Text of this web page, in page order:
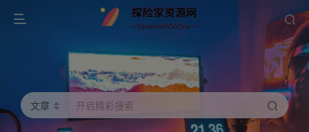
文章 开启精彩搜索